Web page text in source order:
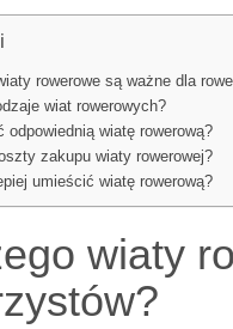
rowerowe są ważne dla
wiat rowerowych?
odpowiednią wiatę rowerową?
zakupu wiaty rowerowej?
umieścić wiatę rowerową?
wiaty